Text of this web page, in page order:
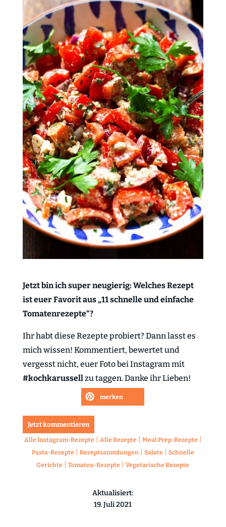
Jetzt bin ich super neugierig: Welches Rezept
ist euer Favorit aus „11 schnelle und einfache
Tomatenrezepte“?
Ihr habt diese Rezepte probiert? Dann lasst es
mich wissen! Kommentiert, bewertet und
vergesst nicht, euer Foto bei Instagram mit
#kochkarussellzu taggen. Danke ihr Lieben!
merken
Jetzt kommentieren
Alle Instagram-Rezepte Alle Rezepte Meal Prep-Rezepte
Pasta-Rezepte Rezeptsammlungen| Salate
Schnelle
Gerichte
|Tomaten-Rezepte |Vegetarische Rezepte
Aktualisiert:
19. Juli 2021